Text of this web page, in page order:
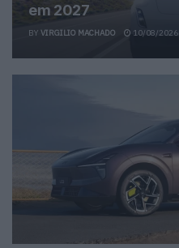
em 2027
BY VIRGILIO MACHADO 10/08/2026